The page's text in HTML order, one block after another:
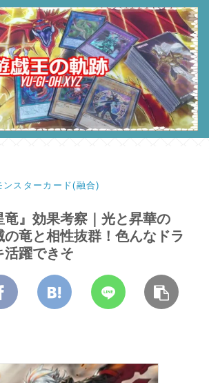
ンスターカード(融合)
竜』効果考察｜光と昇華の
竜と相性抜群！色んなドラ
活躍できそ